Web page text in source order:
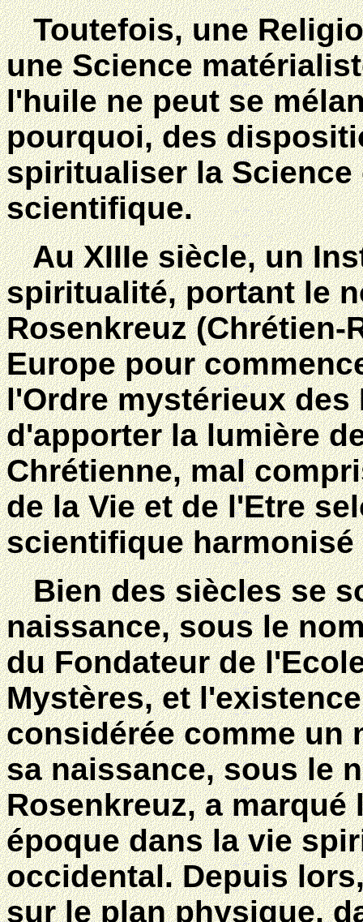
Toutefois, une
une Science
l'huile ne peut se
pourquoi, des
spiritualiser la
scientifique.
Au XIIIe siècle, un
spiritualité, portant le
Rosenkreuz (Chrétien-
Europe pour
l'Ordre mystérieux des
d'apporter la lumière
Chrétienne, mal
de la Vie et de l'Etre
scientifique
Bien des siècles se
naissance, sous le
du Fondateur de
Mystères, et
considérée comme un
sa naissance, sous le
Rosenkreuz, a
époque dans la vie
occidental. Depuis
sur le plan physique,